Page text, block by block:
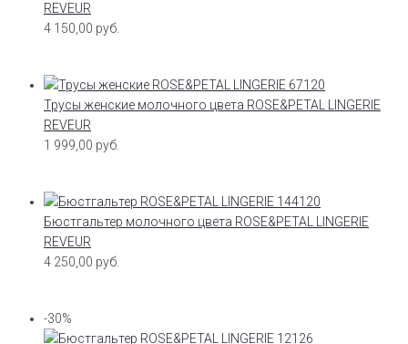
REVEUR
4 150,00 руб.
Трусы женские молочного цвета ROSE&PETAL LINGERIE
REVEUR
1 999,00 руб.
Бюстгальтер молочного цвета ROSE&PETAL LINGERIE
REVEUR
4 250,00 руб.
-30%